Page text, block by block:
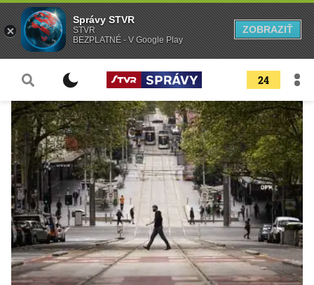
24
Správy STVR
STVR
BEZPLATNÉ - V Google Play
ZOBRAZIŤ